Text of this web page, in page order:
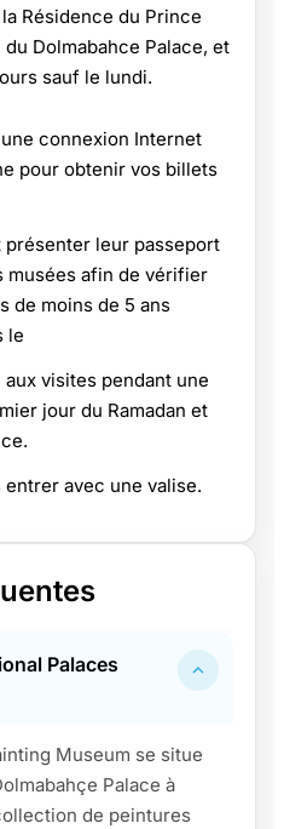
Résidence du Prince
Dolmabahce Palace, et
sauf le lundi.
connexion Internet
pour obtenir vos billets
présenter leur passeport
musées afin de vérifier
de moins de 5 ans
le
visites pendant une
jour du Ramadan et
entrer avec une valise.
Palaces
Museum se situe
Palace à
de peintures